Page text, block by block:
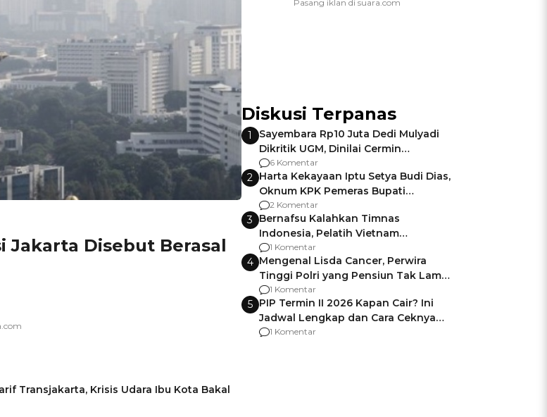
Jakarta Disebut Berasal
Transjakarta, Krisis Udara Ibu Kota Bakal
Diskusi Terpanas
1
Sayembara Rp10 Juta Dedi Mulyadi
Dikritik UGM, Dinilai Cermin
Gagalnya Negara Jamin Keamanan
6 Komentar
2 Harta Kekayaan Iptu Setya Budi Dias,
Oknum KPK Pemeras Bupati
Pemalang
2 Komentar
3 Bernafsu Kalahkan Timnas
Indonesia, Pelatih Vietnam
Berencana Pakai Jimat di Pakansari
1 Komentar
4 Mengenal Lisda Cancer, Perwira
Tinggi Polri yang Pensiun Tak Lama
Usai Jadi Brigjen
1 Komentar
5 PIP Termin II 2026 Kapan Cair? Ini
Jadwal Lengkap dan Cara Ceknya
agar Dana Tidak Hangus!
1 Komentar